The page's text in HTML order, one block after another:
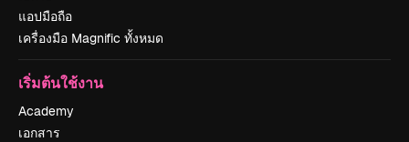
แอปมือถือ
เครื่องมือ Magnific ทั้งหมด
เริ่มต้นใช้งาน
Academy
เอกสาร